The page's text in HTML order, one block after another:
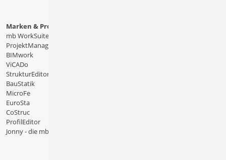
Marken & Produkte
mb WorkSuite
ProjektManager
BIMwork
ViCADo
StrukturEditor
BauStatik
MicroFe
EuroSta
CoStruc
ProfilEditor
Jonny - die mb-App